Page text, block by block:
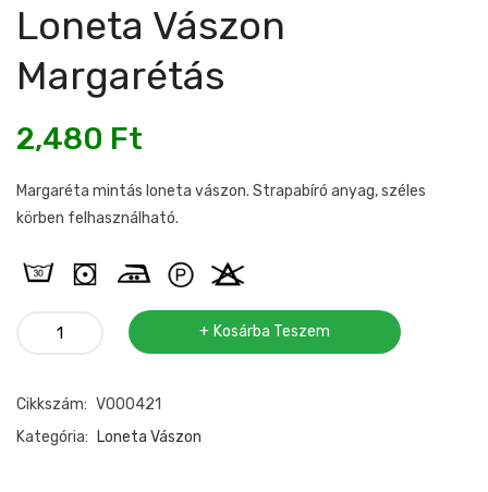
Loneta Vászon
Margarétás
2,480 Ft
Margaréta mintás loneta vászon. Strapabíró anyag, széles
körben felhasználható.
Loneta
mennyiség
Kosárba Teszem
Cikkszám: V000421
Kategória:
Loneta Vászon